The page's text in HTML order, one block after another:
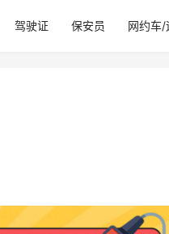
驾驶证 保安员 网约车/